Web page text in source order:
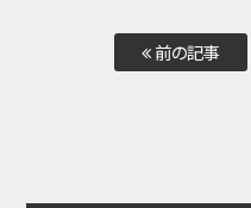
前の記事